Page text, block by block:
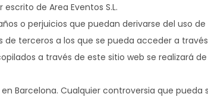
de Area Eventos S.L.
o perjuicios que puedan derivarse del uso
terceros a los que se pueda acceder a
a través de este sitio web se realizará
Barcelona. Cualquier controversia que